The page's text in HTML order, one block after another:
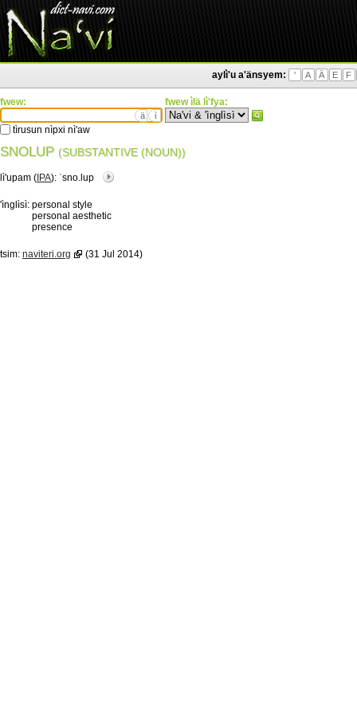
aylì'u a'änsyem: ' A Ä E F
fwew:
ä ì
tìrusun nìpxi nì'aw
fwew ìlä lì'fya:
SNOLUP (SUBSTANTIVE (NOUN))
lì'upam ( IPA): ˈsno.lup
'ìnglìsì: personal style
personal aesthetic
presence
tsim: naviteri.org (31 Jul 2014)